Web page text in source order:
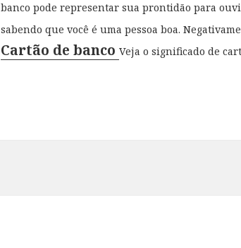
banco pode representar sua prontidão para
sabendo que você é uma pessoa boa.
Cartão de bancoVeja o significado de